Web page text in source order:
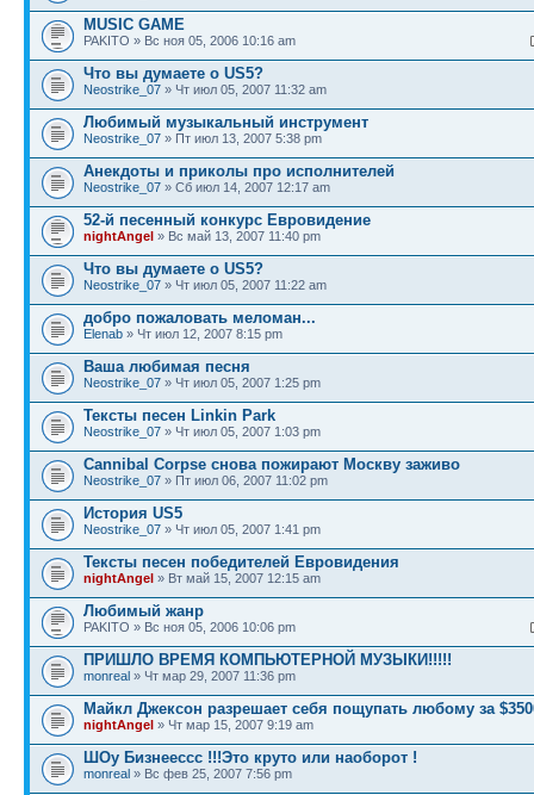
MUSIC GAME
PAKITO » Вс ноя 05, 2006 10:16 am
Что вы думаете о US5?
Neostrike_07 » Чт июл 05, 2007 11:32 am
Любимый музыкальный инструмент
Neostrike_07 » Пт июл 13, 2007 5:38 pm
Анекдоты и приколы про исполнителей
Neostrike_07 » Сб июл 14, 2007 12:17 am
52-й песенный конкурс Евровидение
nightAngel » Вс май 13, 2007 11:40 pm
Что вы думаете о US5?
Neostrike_07 » Чт июл 05, 2007 11:22 am
добро пожаловать меломан...
Elenab » Чт июл 12, 2007 8:15 pm
Ваша любимая песня
Neostrike_07 » Чт июл 05, 2007 1:25 pm
Тексты песен Linkin Park
Neostrike_07 » Чт июл 05, 2007 1:03 pm
Cannibal Corpse снова пожирают Москву заживо
Neostrike_07 » Пт июл 06, 2007 11:02 pm
История US5
Neostrike_07 » Чт июл 05, 2007 1:41 pm
Тексты песен победителей Евровидения
nightAngel » Вт май 15, 2007 12:15 am
Любимый жанр
PAKITO » Вс ноя 05, 2006 10:06 pm
ПРИШЛО ВРЕМЯ КОМПЬЮТЕРНОЙ МУЗЫКИ!!!!!
monreal » Чт мар 29, 2007 11:36 pm
Майкл Джексон разрешает себя пощупать любому за
nightAngel » Чт мар 15, 2007 9:19 am
ШОу Бизнеессс !!!Это круто или наоборот !
monreal » Вс фев 25, 2007 7:56 pm